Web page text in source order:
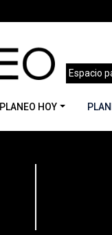
Espacio
PLANEO HOY